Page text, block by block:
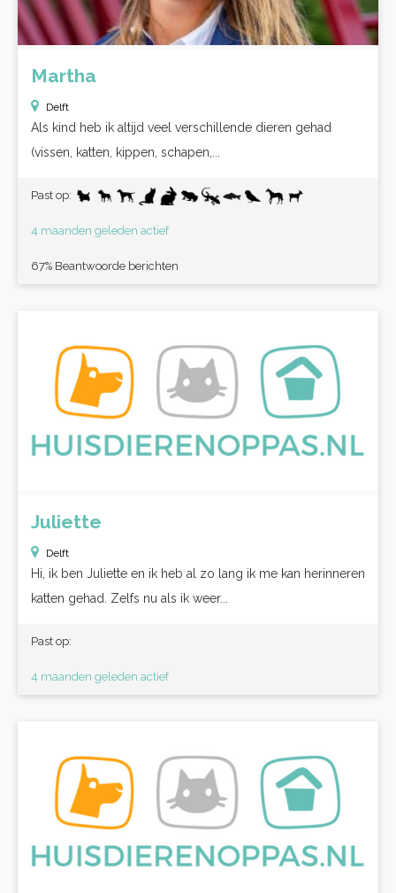
Martha
Delft
Als kind heb ik altijd veel verschillende dieren gehad
(vissen, katten, kippen, schapen,...
Past op:
4 maanden geleden actief
67% Beantwoorde berichten
Juliette
Delft
Hi, ik ben Juliette en ik heb al zo lang ik me kan herinneren
katten gehad. Zelfs nu als ik weer...
Past op:
4 maanden geleden actief